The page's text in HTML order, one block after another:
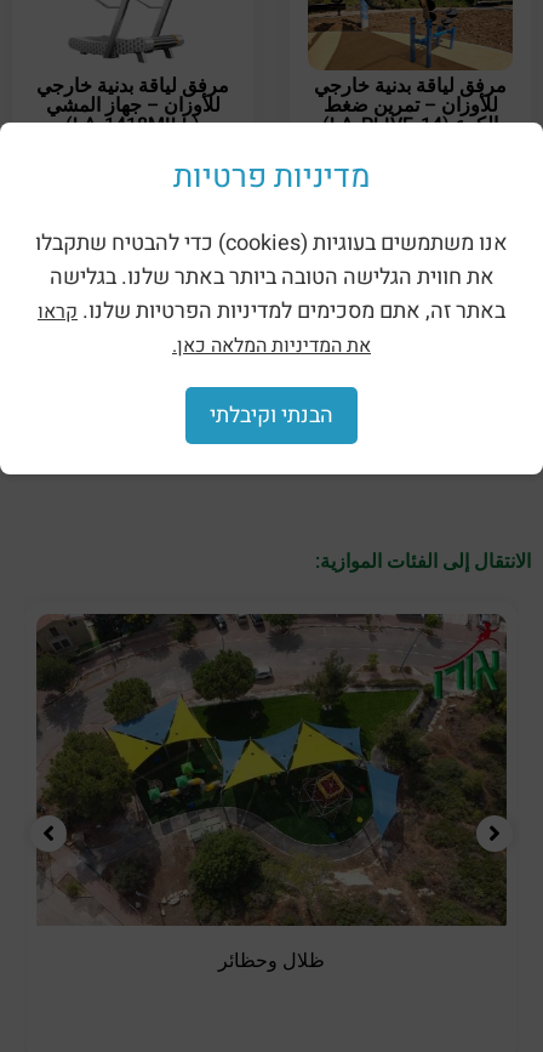
مرفق لياقة بدنية خارجي
للأوزان – تمرين ضغط
الكوع (LA-PLIVE-14)
مرفق لياقة بدنية خارجي
للأوزان – جهاز المشي
(LA-1418MILL)
مرفق لياقة بدنية خارجي مرفق لياقة بدنية خارجي
الانتقال إلى الفئات الموازية:
ظلال وحظائر
מדיניות פרטיות
אנו משתמשים בעוגיות (cookies) כדי להבטיח שתקבלו
את חווית הגלישה הטובה ביותר באתר שלנו. בגלישה
באתר זה, אתם מסכימים למדיניות הפרטיות שלנו. קראו
את המדיניות המלאה כאן.
הבנתי וקיבלתי